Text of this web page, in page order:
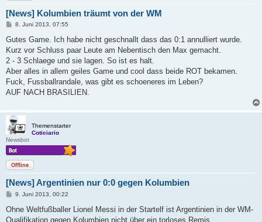
[News] Kolumbien träumt von der WM
B
i
r
8. Juni 2013, 07:55
Gutes Game. Ich habe nicht geschnallt dass das 0:1 annulliert wurde.
Kurz vor Schluss paar Leute am Nebentisch den Max gemacht.
2 - 3 Schlaege und sie lagen. So ist es halt.
Aber alles in allem geiles Game und cool dass beide ROT bekamen.
Fuck, Fussballrandale, was gibt es schoeneres im Leben?
AUF NACH BRASILIEN.
Themenstarter
Coticiario
Newsbot
Offline
[News] Argentinien nur 0:0 gegen Kolumbien
B
i
9. Juni 2013, 00:22
Ohne Weltfußballer Lionel Messi in der Startelf ist Argentinien in der WM-
Qualifikation gegen Kolumbien nicht über ein torloses Remis